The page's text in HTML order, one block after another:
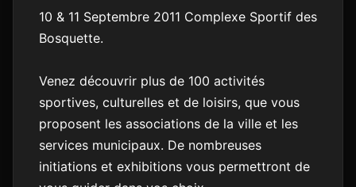
10 & 11 Septembre 2011 Complexe Sportif des
Bosquette.
Venez découvrir plus de 100 activités
sportives, culturelles et de loisirs, que vous
proposent les associations de la ville et les
services municipaux. De nombreuses
initiations et exhibitions vous permettront de